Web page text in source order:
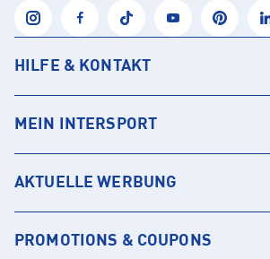
HILFE & KONTAKT
MEIN INTERSPORT
AKTUELLE WERBUNG
PROMOTIONS & COUPONS